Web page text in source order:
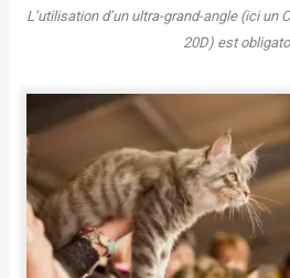
L’utilisation d’un ultra-grand-angle (ici un
20D) est